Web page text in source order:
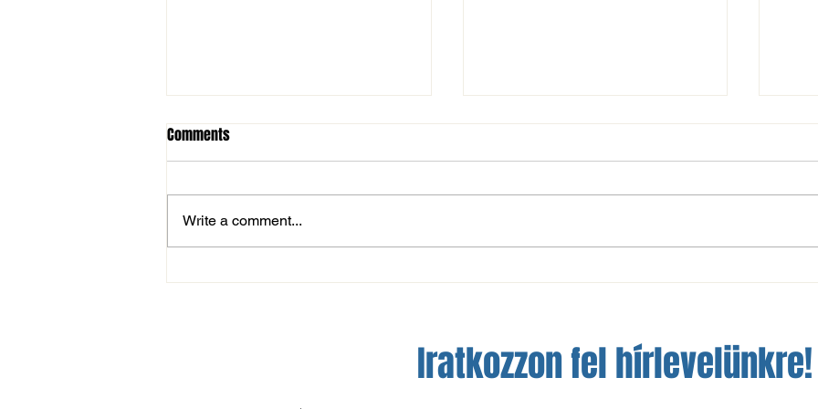
Női NBII: vereség és komoly
KIZOTTI Csepel TC: a lányok is
Comments
Write a comment...
Iratkozzon fel hírlevelünkre!